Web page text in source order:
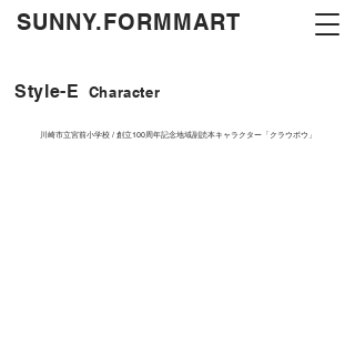
​SUNNY.FORMMART
Style-E Character
川崎市立宮前小学校 / 創立100周年記念地域副読本キャラクター「クラウボウ」